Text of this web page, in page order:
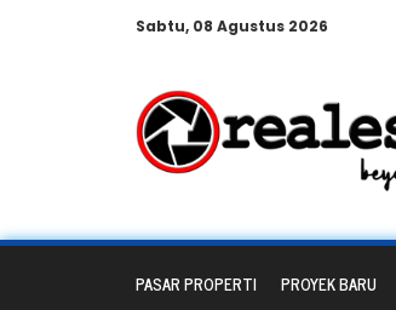
Sabtu, 08 Agustus 2026
PASAR PROPERTI PROYEK BARU